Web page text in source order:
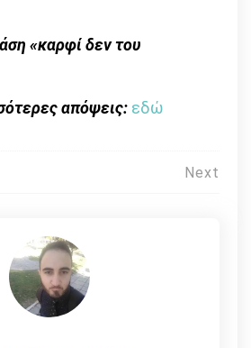
«καρφί δεν του
απόψεις: εδώ
Next